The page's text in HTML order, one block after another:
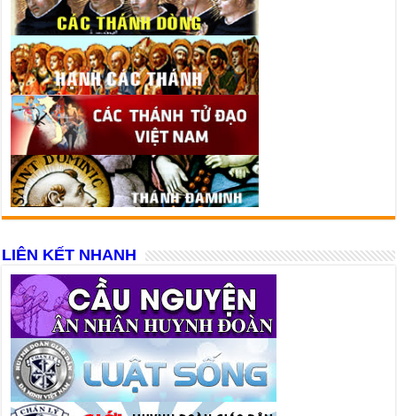
LIÊN KẾT NHANH